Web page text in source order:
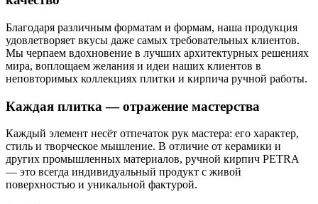
Благодаря различным форматам и формам, наша продукция
удовлетворяет вкусы даже самых требовательных клиентов.
Мы черпаем вдохновение в лучших архитектурных решениях
мира, воплощаем желания и идеи наших клиентов в
неповторимых коллекциях плитки и кирпича ручной работы.
Каждая плитка — отражение мастерства
Каждый элемент несёт отпечаток рук мастера: его характер,
стиль и творческое мышление. В отличие от керамики и
других промышленных материалов, ручной кирпич PETRA
— это всегда индивидуальный продукт с живой
поверхностью и уникальной фактурой.